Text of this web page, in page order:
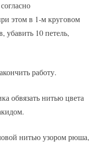
этом в 1-м круговом
убавить 10 петель,
работу.
обвязать нитью цвета
нитью узором рюша,